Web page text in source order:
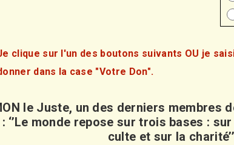
clique sur l'un des boutons suivants OU je
dans la case "Votre Don".
le Juste, un des derniers membres
‘’Le monde repose sur trois bases :
culte et sur la